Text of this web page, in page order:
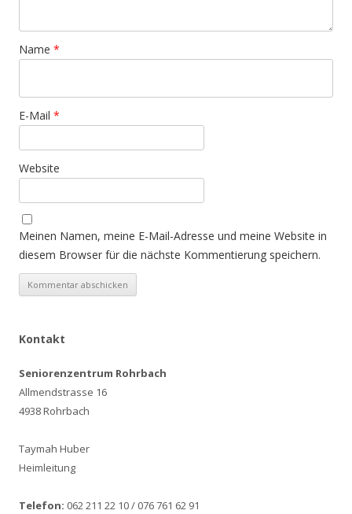
Name *
E-Mail *
Website
Meinen Namen, meine E-Mail-Adresse und meine Website in
diesem Browser für die nächste Kommentierung speichern.
Kontakt
Seniorenzentrum Rohrbach
Allmendstrasse 16
4938 Rohrbach
Taymah Huber
Heimleitung
Telefon: 062 211 22 10 / 076 761 62 91